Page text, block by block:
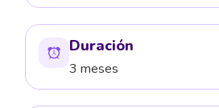
Duración
3 meses